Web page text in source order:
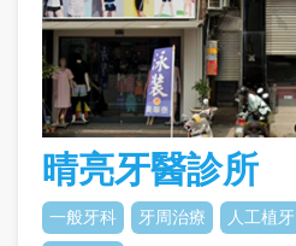
晴亮牙醫診所
一般牙科 牙周治療 人工植牙